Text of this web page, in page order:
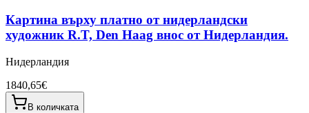
Картина върху платно от нидерландски
художник R.T, Den Haag внос от Нидерландия.
Нидерландия
1840,65€
В количката